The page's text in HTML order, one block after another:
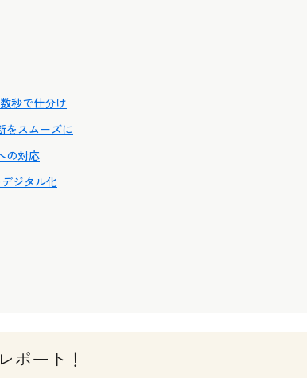
秒で仕分け
スムーズに
の対応
ジタル化
ポート！